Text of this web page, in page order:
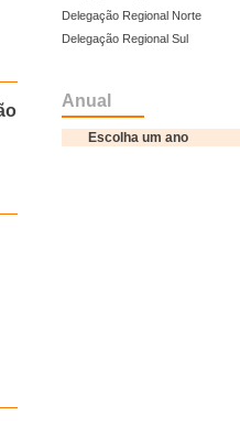
Delegação Regional Norte
Delegação Regional Sul
Anual